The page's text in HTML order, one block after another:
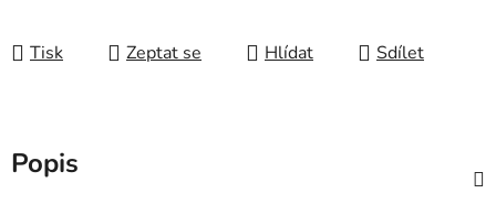
Tisk Zeptat se Hlídat Sdílet
Popis